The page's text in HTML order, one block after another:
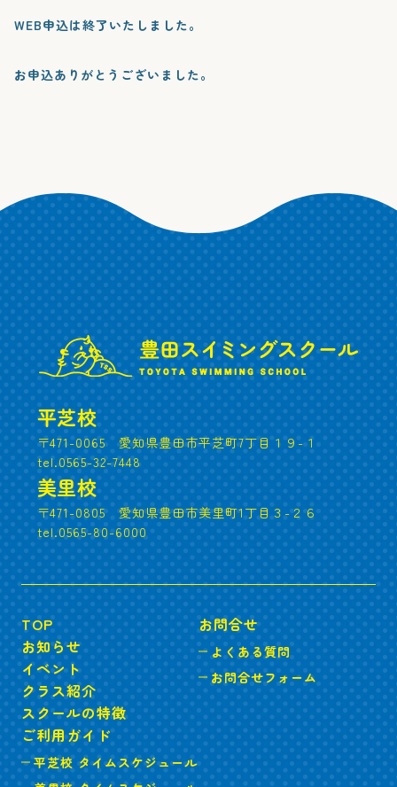
WEB申込は終了いたしました。
お申込ありがとうございました。
平芝校
〒471-0065 愛知県豊田市平芝町7丁目１９-１
tel.0565-32-7448
美里校
〒471-0805 愛知県豊田市美里町1丁目３-２６
tel.0565-80-6000
TOP
お知らせ
イベント
クラス紹介
スクールの特徴
ご利用ガイド
平芝校 タイムスケジュール
お問合せ
よくある質問
お問合せフォーム